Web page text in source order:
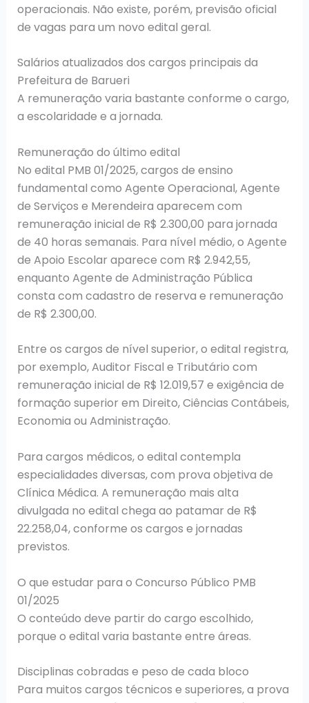
operacionais. Não existe, porém, previsão oficial
de vagas para um novo edital geral.
Salários atualizados dos cargos principais da
Prefeitura de Barueri
A remuneração varia bastante conforme o cargo,
a escolaridade e a jornada.
Remuneração do último edital
No edital PMB 01/2025, cargos de ensino
fundamental como Agente Operacional, Agente
de Serviços e Merendeira aparecem com
remuneração inicial de R$ 2.300,00 para jornada
de 40 horas semanais. Para nível médio, o Agente
de Apoio Escolar aparece com R$ 2.942,55,
enquanto Agente de Administração Pública
consta com cadastro de reserva e remuneração
de R$ 2.300,00.
Entre os cargos de nível superior, o edital registra,
por exemplo, Auditor Fiscal e Tributário com
remuneração inicial de R$ 12.019,57 e exigência de
formação superior em Direito, Ciências Contábeis,
Economia ou Administração.
Para cargos médicos, o edital contempla
especialidades diversas, com prova objetiva de
Clínica Médica. A remuneração mais alta
divulgada no edital chega ao patamar de R$
22.258,04, conforme os cargos e jornadas
previstos.
O que estudar para o Concurso Público PMB
01/2025
O conteúdo deve partir do cargo escolhido,
porque o edital varia bastante entre áreas.
Disciplinas cobradas e peso de cada bloco
Para muitos cargos técnicos e superiores, a prova